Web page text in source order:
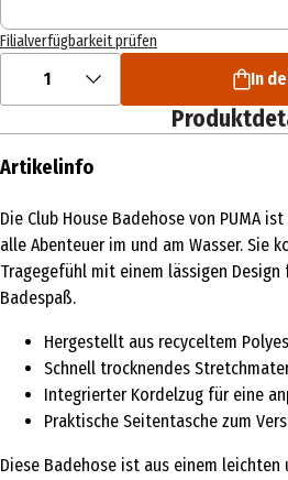
Filialverfügbarkeit prüfen
1 In
Artikelinfo
Die Club House Badehose von PUMA
alle Abenteuer im und am Wasser. Sie
Tragegefühl mit einem lässigen Design
Badespaß.
Hergestellt aus recyceltem
Schnell trocknendes
Integrierter Kordelzug für eine
Praktische Seitentasche zum
Diese Badehose ist aus einem